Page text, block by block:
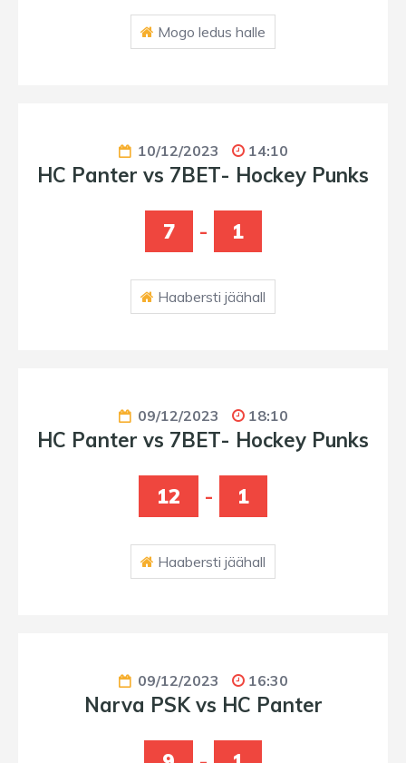
Mogo ledus halle
10/12/2023 14:10
HC Panter vs 7BET- Hockey Punks
7 - 1
Haabersti jäähall
09/12/2023 18:10
HC Panter vs 7BET- Hockey Punks
12 - 1
Haabersti jäähall
09/12/2023 16:30
Narva PSK vs HC Panter